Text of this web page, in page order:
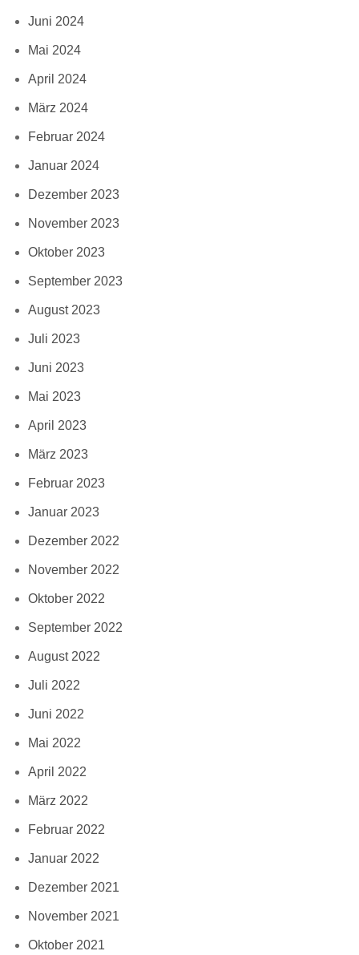
Juni 2024
Mai 2024
April 2024
März 2024
Februar 2024
Januar 2024
Dezember 2023
November 2023
Oktober 2023
September 2023
August 2023
Juli 2023
Juni 2023
Mai 2023
April 2023
März 2023
Februar 2023
Januar 2023
Dezember 2022
November 2022
Oktober 2022
September 2022
August 2022
Juli 2022
Juni 2022
Mai 2022
April 2022
März 2022
Februar 2022
Januar 2022
Dezember 2021
November 2021
Oktober 2021